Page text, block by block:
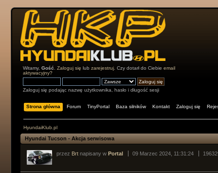
Witamy,Gość .Zaloguj się lubzarejestruj . Czy dotarł do Ciebieemail
aktywacyjny?
Zaloguj się podając nazwę użytkownika, hasło i długość sesji
Strona główna Forum TinyPortal Baza silników Kontakt Zaloguj się
HyundaiKlub.pl
Hyundai Tucson - Akcja serwisowa
przez Brt napisany w Portal 09 Marzec 2024, 11:31:24